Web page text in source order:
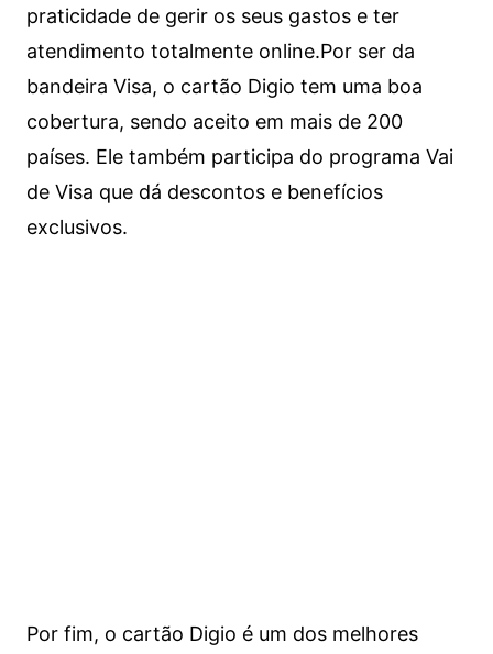
praticidade de gerir os seus gastos e ter
atendimento totalmente online.Por ser da
bandeira Visa, o cartão Digio tem uma boa
cobertura, sendo aceito em mais de 200
países. Ele também participa do programa Vai
de Visa que dá descontos e benefícios
exclusivos.
Por fim, o cartão Digio é um dos melhores